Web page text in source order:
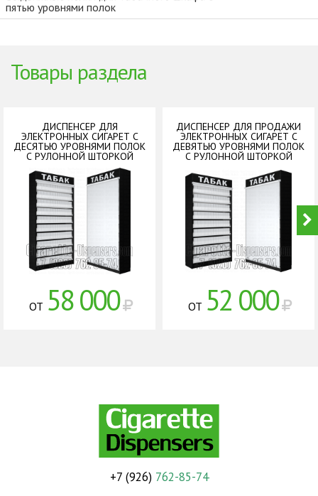
Dispensers
пятью уровнями полок
Товары раздела
ДИСПЕНСЕР ДЛЯ
ЭЛЕКТРОННЫХ СИГАРЕТ С
ДЕСЯТЬЮ УРОВНЯМИ ПОЛОК
С РУЛОННОЙ ШТОРКОЙ
ОТ 58 000
ДИСПЕНСЕР ДЛЯ ПРОДАЖИ
ЭЛЕКТРОННЫХ СИГАРЕТ С
ДЕВЯТЬЮ УРОВНЯМИ ПОЛОК
С РУЛОННОЙ ШТОРКОЙ
ОТ 52 000
+7 (926) 762-85-74